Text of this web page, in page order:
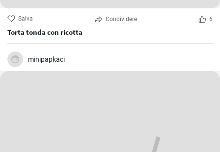
Salva Condividere 6
Torta tonda con ricotta
minipapkaci